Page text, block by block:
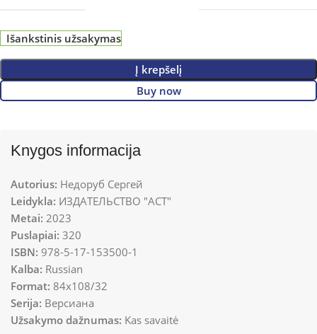
Išankstinis užsakymas
Į krepšelį
Buy now
Knygos informacija
Autorius: Недоруб Сергей
Leidykla: ИЗДАТЕЛЬСТВО "АСТ"
Metai: 2023
Puslapiai: 320
ISBN: 978-5-17-153500-1
Kalba: Russian
Format: 84x108/32
Serija: Версиана
Užsakymo dažnumas: Kas savaitė